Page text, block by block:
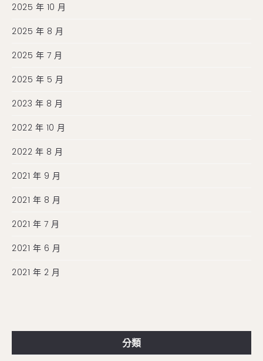
2025 年 10 月
2025 年 8 月
2025 年 7 月
2025 年 5 月
2023 年 8 月
2022 年 10 月
2022 年 8 月
2021 年 9 月
2021 年 8 月
2021 年 7 月
2021 年 6 月
2021 年 2 月
分類